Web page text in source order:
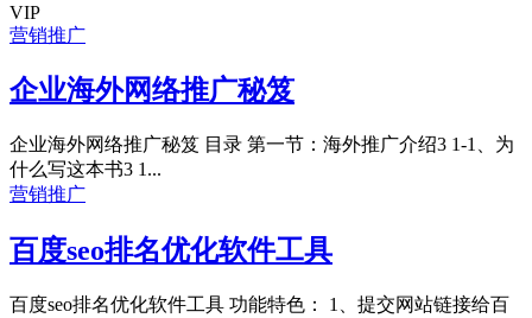
VIP
营销推广
企业海外网络推广秘笈
企业海外网络推广秘笈 目录 第一节：海外推广介绍3 1-1、为
什么写这本书3 1...
营销推广
百度seo排名优化软件工具
百度seo排名优化软件工具 功能特色： 1、提交网站链接给百